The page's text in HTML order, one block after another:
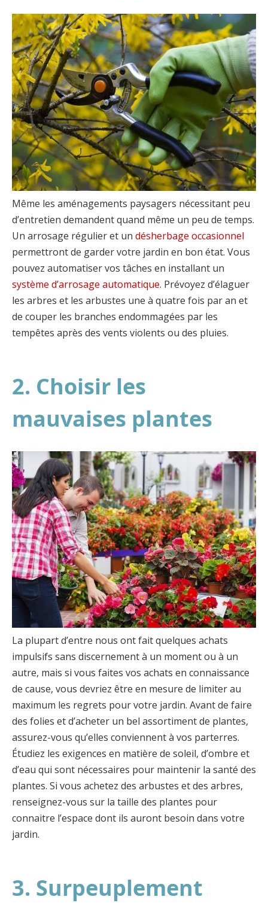
Même les aménagements paysagers nécessitant peu
d’entretien demandent quand même un peu de temps.
Un arrosage régulier et un désherbage occasionnel
permettront de garder votre jardin en bon état. Vous
pouvez automatiser vos tâches en installant un
système d’arrosage automatique. Prévoyez d’élaguer
les arbres et les arbustes une à quatre fois par an et
de couper les branches endommagées par les
tempêtes après des vents violents ou des pluies.
2. Choisir les
mauvaises plantes
La plupart d’entre nous ont fait quelques achats
impulsifs sans discernement à un moment ou à un
autre, mais si vous faites vos achats en connaissance
de cause, vous devriez être en mesure de limiter au
maximum les regrets pour votre jardin. Avant de faire
des folies et d’acheter un bel assortiment de plantes,
assurez-vous qu’elles conviennent à vos parterres.
Étudiez les exigences en matière de soleil, d’ombre et
d’eau qui sont nécessaires pour maintenir la santé des
plantes. Si vous achetez des arbustes et des arbres,
renseignez-vous sur la taille des plantes pour
connaitre l’espace dont ils auront besoin dans votre
jardin.
3. Surpeuplement